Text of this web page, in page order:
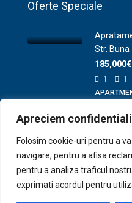
Apreciem
Folosim cookie-uri pentru a
navigare, pentru a afisa
pentru a analiza traficul
exprimati acordul pentru
Oferte Speciale
Str. Buna
185,000€
1 1
© Site demo pentru